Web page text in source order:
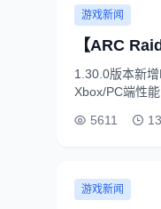
游戏新闻
【ARC
1.30.0版本新
Xbox/PC端性
5611
游戏新闻